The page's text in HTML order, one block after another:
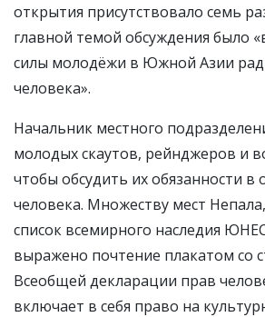
открытия присутствовало семь
главной темой обсуждения было
силы молодёжи в Южной Азии
человека».
Начальник местного
молодых скаутов, рейнджеров и
чтобы обсудить их обязанности
человека. Множеству мест
список всемирного наследия
выражено почтение плакатом со
Всеобщей декларации прав
включает в себя право на